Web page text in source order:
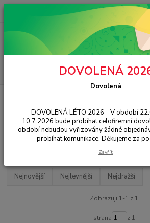
Chat / Online podpora - 24/7
Hry pro Xbox Series
Filtr - výrobci a parametry
Nejnovější Nejlevnější Nejdražší
Zobrazuji 1-1 z 1
strana z 1
DOVOLENÁ
Dovolená
DOVOLENÁ LÉTO 2026 - V období
10.7.2026 bude probíhat celofiremní
období nebudou vyřizovány žádné
probíhat komunikace. Děkujeme za
Zavřít